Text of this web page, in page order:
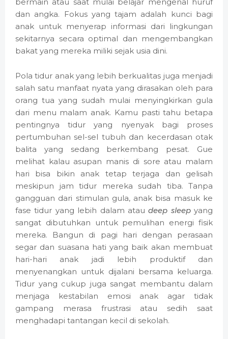
bermain atau saat mulai belajar mengenal huruf
dan angka. Fokus yang tajam adalah kunci bagi
anak untuk menyerap informasi dari lingkungan
sekitarnya secara optimal dan mengembangkan
bakat yang mereka miliki sejak usia dini.
Pola tidur anak yang lebih berkualitas juga menjadi
salah satu manfaat nyata yang dirasakan oleh para
orang tua yang sudah mulai menyingkirkan gula
dari menu malam anak. Kamu pasti tahu betapa
pentingnya tidur yang nyenyak bagi proses
pertumbuhan sel-sel tubuh dan kecerdasan otak
balita yang sedang berkembang pesat. Gue
melihat kalau asupan manis di sore atau malam
hari bisa bikin anak tetap terjaga dan gelisah
meskipun jam tidur mereka sudah tiba. Tanpa
gangguan dari stimulan gula, anak bisa masuk ke
fase tidur yang lebih dalam ataudeep sleepyang
sangat dibutuhkan untuk pemulihan energi fisik
mereka. Bangun di pagi hari dengan perasaan
segar dan suasana hati yang baik akan membuat
hari-hari anak jadi lebih produktif dan
menyenangkan untuk dijalani bersama keluarga.
Tidur yang cukup juga sangat membantu dalam
menjaga kestabilan emosi anak agar tidak
gampang merasa frustrasi atau sedih saat
menghadapi tantangan kecil di sekolah.